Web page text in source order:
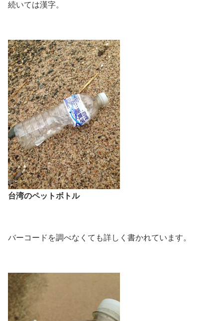
続いては漢字。
台湾のペットボトル
バーコードを調べなくても詳しく書かれています。